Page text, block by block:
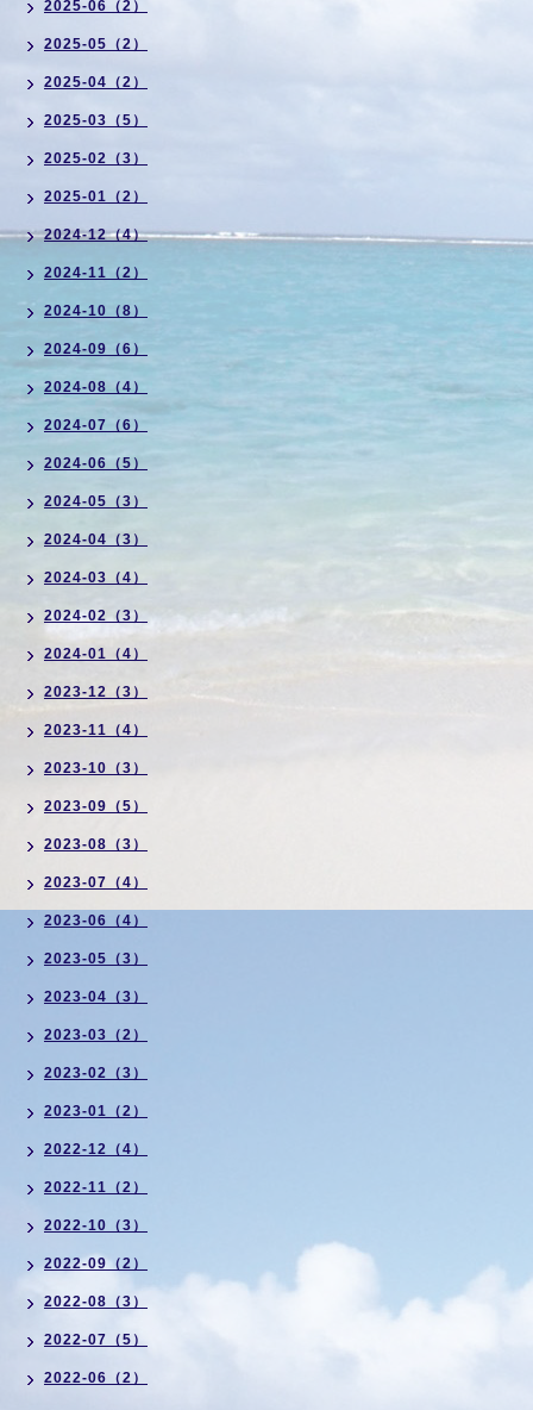
2025-06（2）
2025-05（2）
2025-04（2）
2025-03（5）
2025-02（3）
2025-01（2）
2024-12（4）
2024-11（2）
2024-10（8）
2024-09（6）
2024-08（4）
2024-07（6）
2024-06（5）
2024-05（3）
2024-04（3）
2024-03（4）
2024-02（3）
2024-01（4）
2023-12（3）
2023-11（4）
2023-10（3）
2023-09（5）
2023-08（3）
2023-07（4）
2023-06（4）
2023-05（3）
2023-04（3）
2023-03（2）
2023-02（3）
2023-01（2）
2022-12（4）
2022-11（2）
2022-10（3）
2022-09（2）
2022-08（3）
2022-07（5）
2022-06（2）